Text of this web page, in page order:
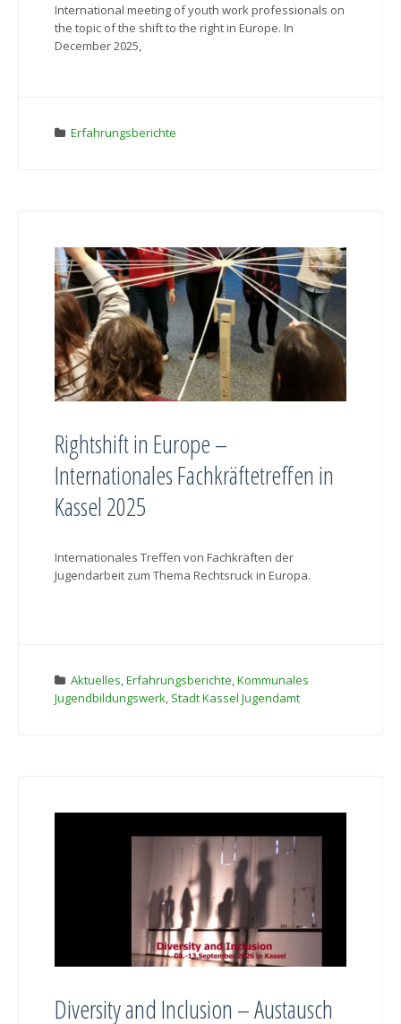
International meeting of youth work professionals on
the topic of the shift to the right in Europe. In
December 2025,
Erfahrungsberichte
Rightshift in Europe –
Internationales Fachkräftetreffen in
Kassel 2025
Internationales Treffen von Fachkräften der
Jugendarbeit zum Thema Rechtsruck in Europa.
Aktuelles,Erfahrungsberichte,Kommunales
Jugendbildungswerk, Stadt Kassel Jugendamt
Diversity and Inclusion – Austausch